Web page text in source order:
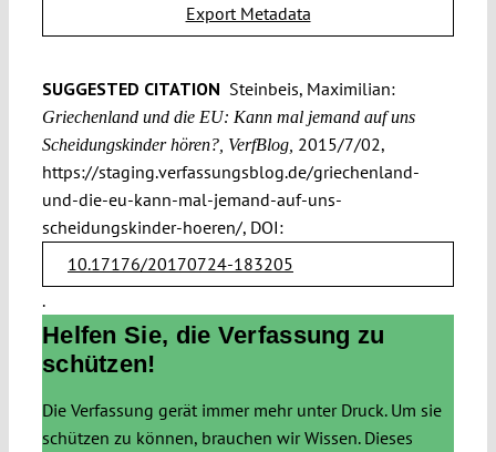
Export Metadata
SUGGESTED CITATION Steinbeis, Maximilian:
Griechenland und die EU: Kann mal jemand auf uns
Scheidungskinder hören?, VerfBlog, 2015/7/02,
https://staging.verfassungsblog.de/griechenland-
und-die-eu-kann-mal-jemand-auf-uns-
scheidungskinder-hoeren/, DOI:
10.17176/20170724-183205
.
Helfen Sie, die Verfassung zu
schützen!
Die Verfassung gerät immer mehr unter Druck. Um sie
schützen zu können, brauchen wir Wissen. Dieses